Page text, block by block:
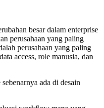
besar dalam enterprise
perusahaan yang paling
perusahaan yang paling
access, role manusia, dan
ada di desain